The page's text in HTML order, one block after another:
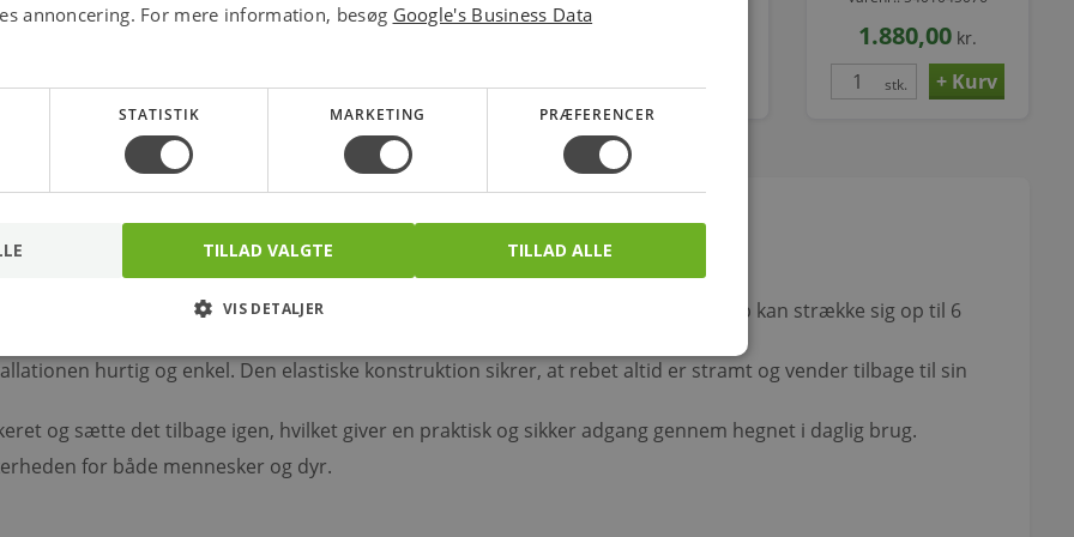
275,00
stk.
1.070,00
stk. stk.
1.880,00 kr.
stk.
3-6 m Hvid
løsning til etablering af gennemgange i elhegn. Det strømførende reb kan strække sig op til 6
hurtig og enkel. Den elastiske konstruktion sikrer, at rebet altid er stramt og vender tilbage til sin
og sætte det tilbage igen, hvilket giver en praktisk og sikker adgang gennem hegnet i daglig brug.
for både mennesker og dyr.
annoncering. For mere information, besøg Google's Business Data
STATISTIK MARKETING PRÆFERENCER
TILLAD VALGTE TILLAD ALLE
VIS DETALJER